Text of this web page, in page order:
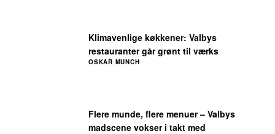
Flere munde, flere menuer – Valbys
madscene vokser i takt med
Klimavenlige køkkener: Valbys
restauranter går grønt til værks
OSKAR MUNCH